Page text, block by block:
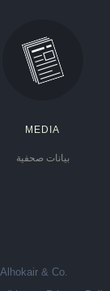
MEDIA
بيانات صحفية
& Co.